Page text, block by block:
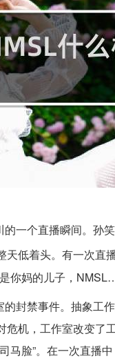
一个直播瞬间。孙
低着头。有一次直
你妈的儿子，
封禁事件。抽象工
机，工作室改变了
马脸”。在一次直播